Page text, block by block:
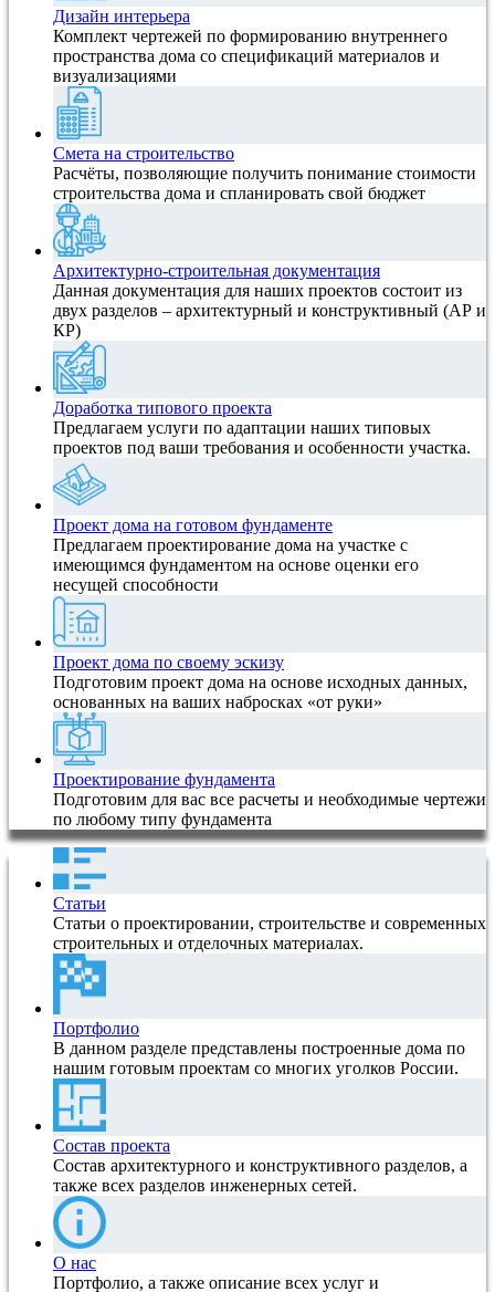
Дизайн интерьера
Комплект чертежей по формированию внутреннего
пространства дома со спецификаций материалов и
визуализациями
Смета на строительство
Расчёты, позволяющие получить понимание стоимости
строительства дома и спланировать свой бюджет
Архитектурно-строительная документация
Данная документация для наших проектов состоит из
двух разделов – архитектурный и конструктивный (АР и
КР)
Доработка типового проекта
Предлагаем услуги по адаптации наших типовых
проектов под ваши требования и особенности участка.
Проект дома на готовом фундаменте
Предлагаем проектирование дома на участке с
имеющимся фундаментом на основе оценки его
несущей способности
Проект дома по своему эскизу
Подготовим проект дома на основе исходных данных,
основанных на ваших набросках «от руки»
Проектирование фундамента
Подготовим для вас все расчеты и необходимые чертежи
по любому типу фундамента
Статьи
Статьи о проектировании, строительстве и современных
строительных и отделочных материалах.
Портфолио
В данном разделе представлены построенные дома по
нашим готовым проектам со многих уголков России.
Состав проекта
Состав архитектурного и конструктивного разделов, а
также всех разделов инженерных сетей.
О нас
Портфолио, а также описание всех услуг и